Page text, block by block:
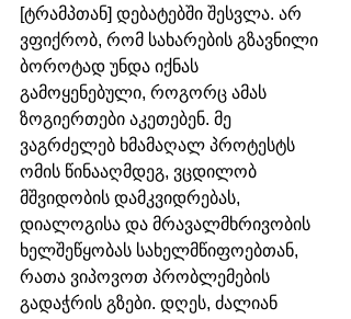
[ტრამპთან] დებატებში შესვლა. არ
ვფიქრობ, რომ სახარების გზავნილი
ბოროტად უნდა იქნას
გამოყენებული, როგორც ამას
ზოგიერთები აკეთებენ. მე
ვაგრძელებ ხმამაღალ პროტესტს
ომის წინააღმდეგ, ვცდილობ
მშვიდობის დამკვიდრებას,
დიალოგისა და მრავალმხრივობის
ხელშეწყობას სახელმწიფოებთან,
რათა ვიპოვოთ პრობლემების
გადაჭრის გზები. დღეს, ძალიან